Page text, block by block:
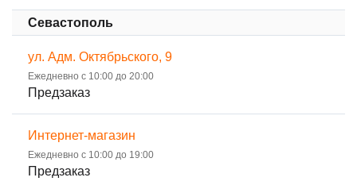
Севастополь
ул. Адм. Октябрьского, 9
Ежедневно с 10:00 до 20:00
Предзаказ
Интернет-магазин
Ежедневно с 10:00 до 19:00
Предзаказ